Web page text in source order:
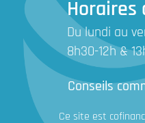
Horaires
Du lundi au
8h30-12h &
Conseils
Ce site est